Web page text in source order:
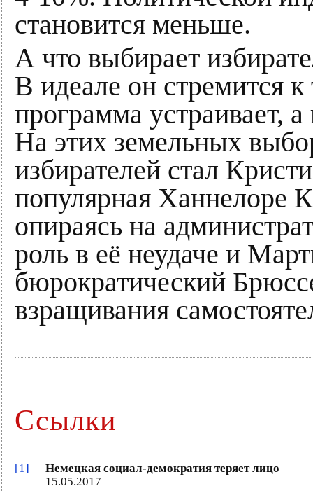
становится меньше.
А что выбирает
В идеале он стремится к
программа устраивает,
На этих земельных
избирателей стал
популярная Ханнелоре
опираясь на
роль в её неудаче и
бюрократический
взращивания
Ссылки
[1] – Немецкая социал-демократия теряет лицо
15.05.2017